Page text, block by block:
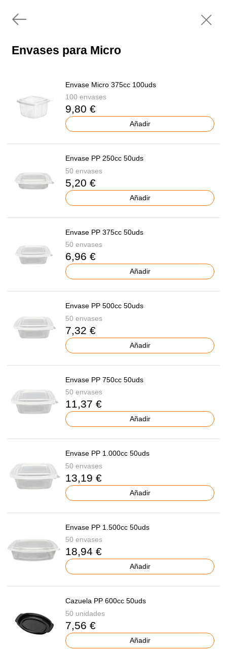
Envases para Micro
Envase Micro 375cc 100uds
100 envases
9,80 €
Añadir
Envase PP 250cc 50uds
50 envases
5,20 €
Añadir
Envase PP 375cc 50uds
50 envases
6,96 €
Añadir
Envase PP 500cc 50uds
50 envases
7,32 €
Añadir
Envase PP 750cc 50uds
50 envases
11,37 €
Añadir
Envase PP 1.000cc 50uds
50 envases
13,19 €
Añadir
Envase PP 1.500cc 50uds
50 envases
18,94 €
Añadir
Cazuela PP 600cc 50uds
50 unidades
7,56 €
Añadir